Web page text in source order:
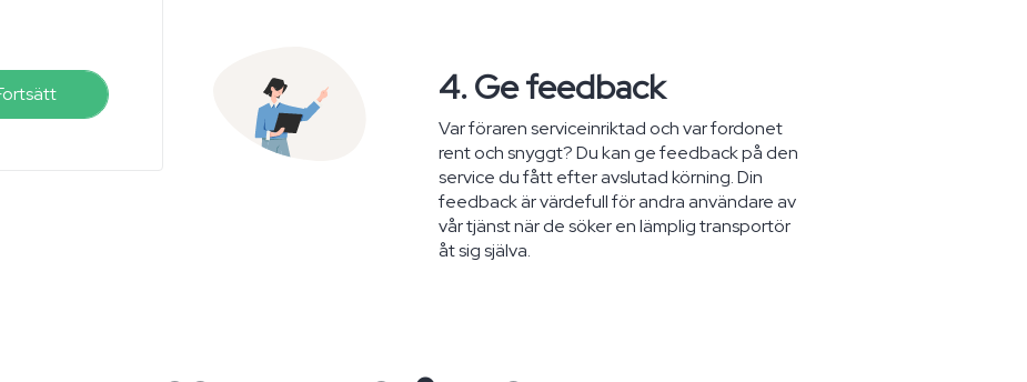
4. Ge feedback
Var föraren serviceinriktad och var fordonet
rent och snyggt? Du kan ge feedback på den
service du fått efter avslutad körning. Din
feedback är värdefull för andra användare av
vår tjänst när de söker en lämplig transportör
åt sig själva.